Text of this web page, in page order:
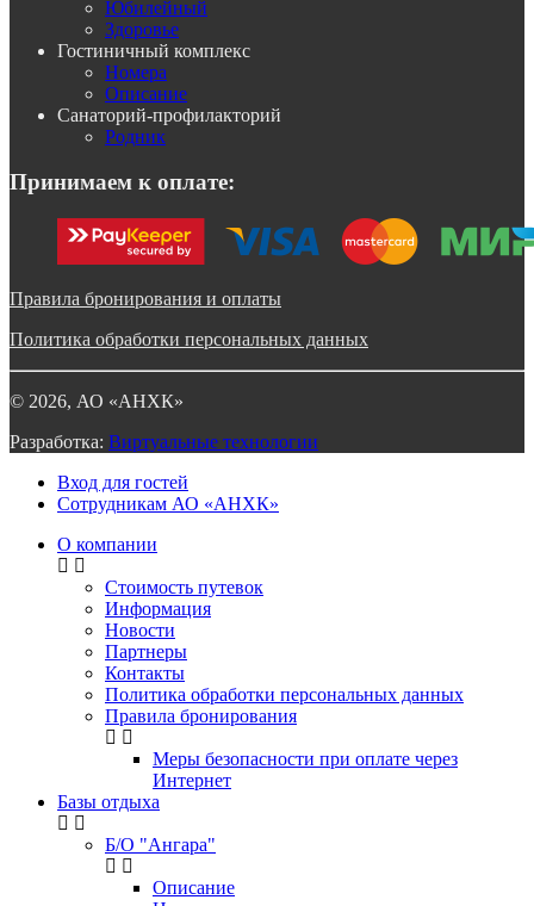
Юбилейный
Здоровье
Гостиничный комплекс
Номера
Описание
Санаторий-профилакторий
Родник
Принимаем к оплате:
Правила бронирования и оплаты
Политика обработки персональных данных
© 2026, АО «АНХК»
Разработка: Виртуальные технологии
Вход для гостей
Сотрудникам АО «АНХК»
О компании
Стоимость путевок
Информация
Новости
Партнеры
Контакты
Политика обработки персональных данных
Правила бронирования
Меры безопасности при оплате через
Интернет
Базы отдыха
Б/О "Ангара"
Описание